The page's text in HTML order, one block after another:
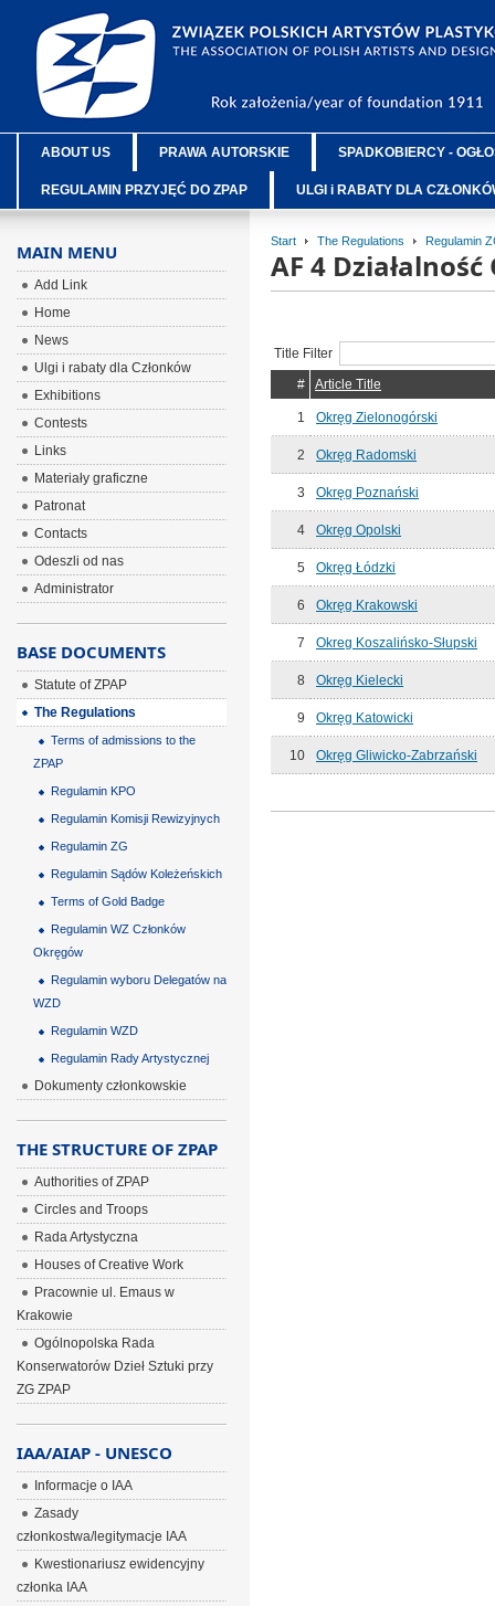
ABOUT US PRAWA AUTORSKIE SPADKOBIERCY -
REGULAMIN PRZYJĘĆ DO ZPAP ULGI i RABATY DLA
Start The Regulations Regulamin
AF 4
Title Filter
#
Article Title
1 Okręg Zielonogórski
2 Okręg Radomski
3 Okręg Poznański
4 Okręg Opolski
5 Okręg Łódzki
6 Okręg Krakowski
7 Okreg Koszalińsko-Słupski
8 Okręg Kielecki
9 Okręg Katowicki
10 Okręg Gliwicko-Zabrzański
MAIN MENU
Add Link
Home
News
Ulgi i rabaty dla Członków
Exhibitions
Contests
Links
Materiały graficzne
Patronat
Contacts
Odeszli od nas
Administrator
BASE DOCUMENTS
Statute of ZPAP
The Regulations
Terms of admissions to the
ZPAP
Regulamin KPO
Regulamin Komisji Rewizyjnych
Regulamin ZG
Regulamin Sądów Koleżeńskich
Terms of Gold Badge
Regulamin WZ Członków
Okręgów
Regulamin wyboru Delegatów na
WZD
Regulamin WZD
Regulamin Rady Artystycznej
Dokumenty członkowskie
THE STRUCTURE OF ZPAP
Authorities of ZPAP
Circles and Troops
Rada Artystyczna
Houses of Creative Work
Pracownie ul. Emaus w
Krakowie
Ogólnopolska Rada
Konserwatorów Dzieł Sztuki przy
ZG ZPAP
IAA/AIAP - UNESCO
Informacje o IAA
Zasady
członkostwa/legitymacje IAA
Kwestionariusz ewidencyjny
członka IAA